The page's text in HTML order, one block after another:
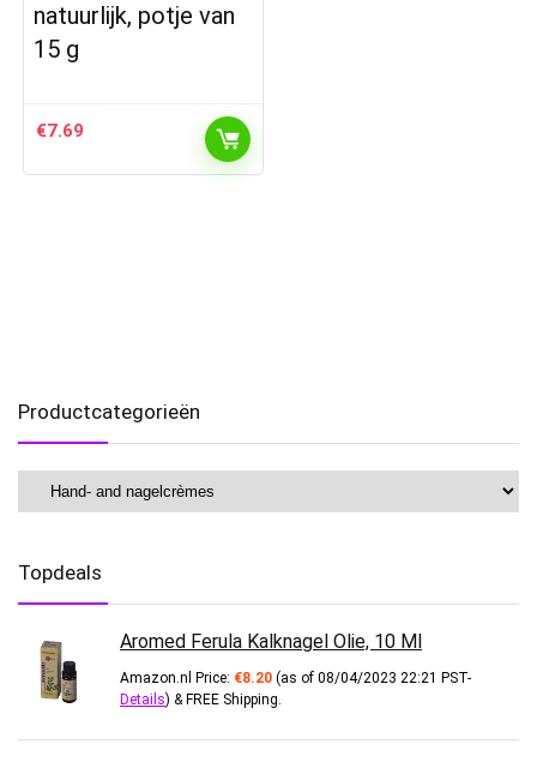
natuurlijk, potje van
15 g
€7.69
Productcategorieën
Topdeals
Aromed Ferula Kalknagel Olie, 10 Ml
Amazon.nl Price: €8.20 (as of 08/04/2023 22:21 PST-
Details) & FREE Shipping.